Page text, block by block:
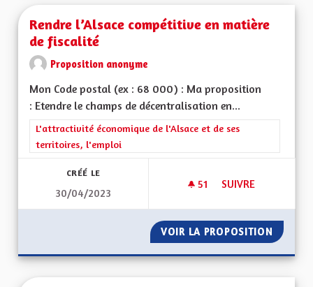
Rendre l’Alsace compétitive en matière
de fiscalité
Proposition anonyme
Mon Code postal (ex : 68 000) : Ma proposition
: Etendre le champs de décentralisation en...
Filtrer les résultats de la catégorie : L'attractivité
L'attractivité économique de l'Alsace et de ses
territoires, l'emploi
CRÉÉ LE
30/04/2023
51 51 ABONNÉS
SUIVRE
VOIR LA PROPOSITION